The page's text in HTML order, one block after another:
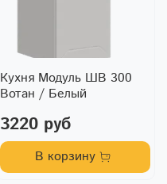
Кухня Модуль ШВ 300
Вотан / Белый
3220 руб
В корзину